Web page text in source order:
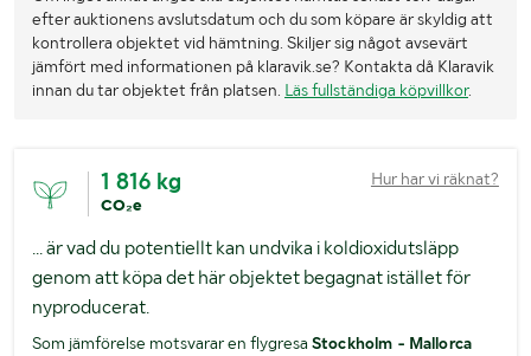
efter auktionens avslutsdatum och du som köpare är skyldig att
kontrollera objektet vid hämtning. Skiljer sig något avsevärt
jämfört med informationen på klaravik.se? Kontakta då Klaravik
innan du tar objektet från platsen. Läs fullständiga köpvillkor.
1 816 kg
CO₂e
Hur har vi räknat?
... är vad du potentiellt kan undvika i koldioxidutsläpp
genom att köpa det här objektet begagnat istället för
nyproducerat.
Som jämförelse motsvarar en flygresa Stockholm - Mallorca